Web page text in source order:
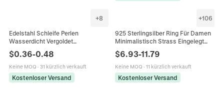
+8
Edelstahl Schleife Perlen
Wasserdicht Vergoldet
Schmuckverbinder DIY Halskette
Ohrring Herstellung Zubehör
$0.36-0.48
Keine MOQ · 31 kürzlich verkauft
Kostenloser Versand
+106
925 Sterlingsilber Ring Für Damen
Minimalistisch Strass Eingelegt
Krone Schleife Geometrie
Verstellbar Gold Silber Farbe Mode
Schmuck
$6.93-11.79
Keine MOQ · 11 kürzlich verkauft
Kostenloser Versand